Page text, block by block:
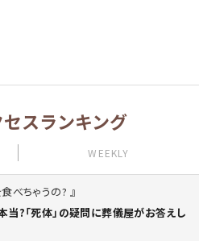
セスランキング
WEEKLY
べちゃうの?
当?「死体」の疑問に葬儀屋がお答えし